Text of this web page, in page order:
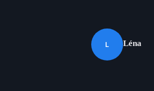
L Léna